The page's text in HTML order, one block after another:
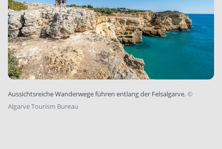
Aussichtsreiche Wanderwege führen entlang der Felsalgarve.©
Algarve Tourism Bureau